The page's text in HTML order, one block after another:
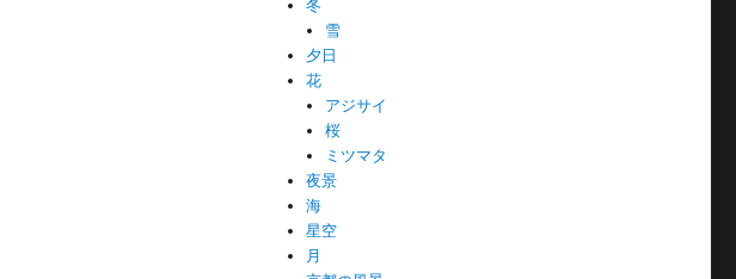
冬
雪
夕日
花
アジサイ
桜
ミツマタ
夜景
海
星空
月